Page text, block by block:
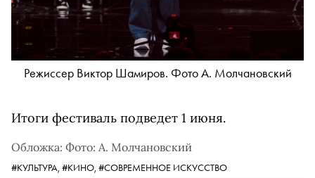
Режиссер Виктор Шамиров. Фото А. Молчановский
Итоги фестиваль подведет 1 июня.
Обложка: Фото: А. Молчановский
#КУЛЬТУРА, #КИНО, #СОВРЕМЕННОЕ ИСКУССТВО